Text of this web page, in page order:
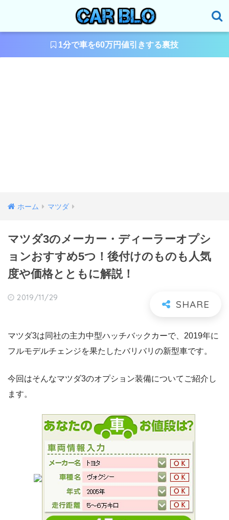
1分で車を60万円値引きする裏技
ホーム マツダ
マツダ3のメーカー・ディーラーオプシ
ョンおすすめ5つ！後付けのものも人気
度や価格とともに解説！
2019/11/29
マツダ3は同社の主力中型ハッチバックカーで、2019年に
フルモデルチェンジを果たしたバリバリの新型車です。
今回はそんなマツダ3のオプション装備についてご紹介し
ます。